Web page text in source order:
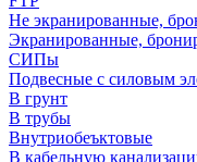
Не экранированные,
Экранированные,
СИПы
Подвесные с силовым
В грунт
В трубы
Внутриобеъктовые
В кабельную